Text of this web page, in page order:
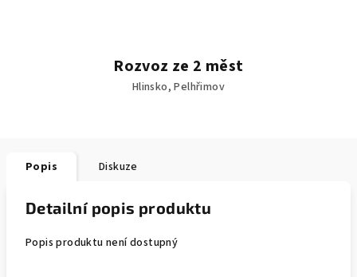
Rozvoz ze 2 měst
Hlinsko, Pelhřimov
Popis Diskuze
Detailní popis produktu
Popis produktu není dostupný